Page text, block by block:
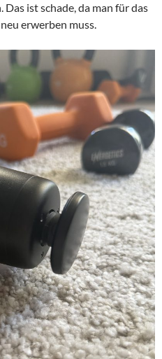
ist schade, da man für das
erwerben muss.